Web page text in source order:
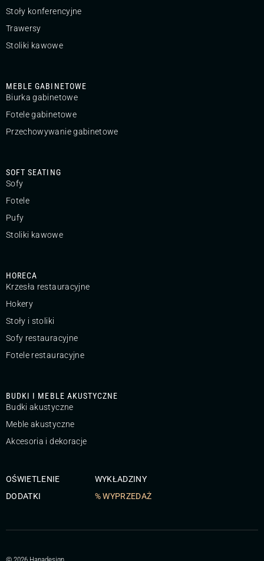
Stoły konferencyjne
Trawersy
Stoliki kawowe
MEBLE GABINETOWE
Biurka gabinetowe
Fotele gabinetowe
Przechowywanie gabinetowe
SOFT SEATING
Sofy
Fotele
Pufy
Stoliki kawowe
HORECA
Krzesła restauracyjne
Hokery
Stoły i stoliki
Sofy restauracyjne
Fotele restauracyjne
BUDKI I MEBLE AKUSTYCZNE
Budki akustyczne
Meble akustyczne
Akcesoria i dekoracje
OŚWIETLENIE
DODATKI
WYKŁADZINY
% WYPRZEDAŻ